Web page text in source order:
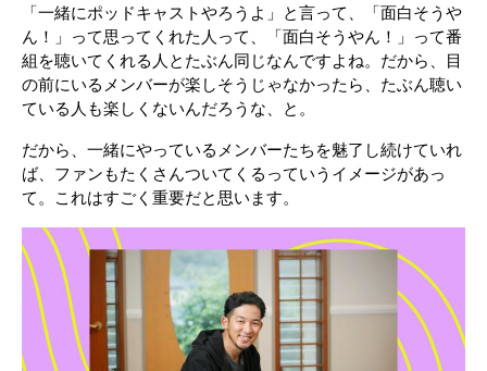
「一緒にポッドキャストやろうよ」と言って、「面白そうや
ん！」って思ってくれた人って、「面白そうやん！」って番
組を聴いてくれる人とたぶん同じなんですよね。だから、目
の前にいるメンバーが楽しそうじゃなかったら、たぶん聴い
ている人も楽しくないんだろうな、と。
だから、一緒にやっているメンバーたちを魅了し続けていれ
ば、ファンもたくさんついてくるっていうイメージがあっ
て。これはすごく重要だと思います。